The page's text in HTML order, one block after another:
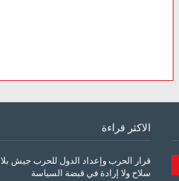
الاكثر قراءة
قرار الحرب وإعداد الدول للحرب جيش بلا
سلاح ولا إرادة في قبضة السياسة